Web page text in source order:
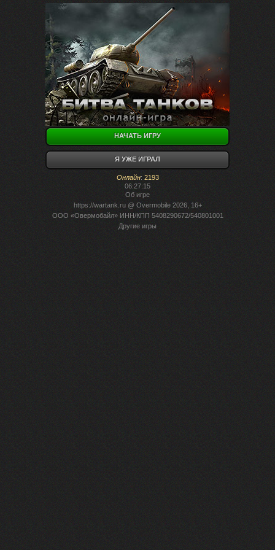
НАЧАТЬ ИГРУ
Я УЖЕ ИГРАЛ
Онлайн: 2193
06:27:15
Об игре
https://wartank.ru@ Overmobile 2026, 16+
ООО «Овермобайл» ИНН/КПП 5408290672/540801001
Другие игры